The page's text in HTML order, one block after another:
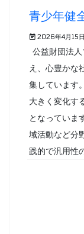
青少年健
2026年4月15日
公益財団法
え、心豊かな
集しています
大きく変化す
となっていま
域活動など分
践的で汎用性